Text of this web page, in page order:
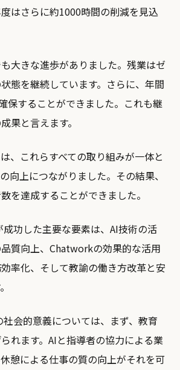
はさらに約1000時間の削減を見込
大きな進歩がありました。残業はゼ
態を継続しています。さらに、年間
保することができました。これも継
果と言えます。
、これらすべての取り組みが一体と
向上につながりました。その結果、
を達成することができました。
成功した主要な要素は、AI技術の活
質向上、Chatworkの効果的な活用
率化、そして教諭の働き方改革と安
社会的意義については、まず、教育
れます。AIと指導者の協力による業
憩による仕事の質の向上がそれを可